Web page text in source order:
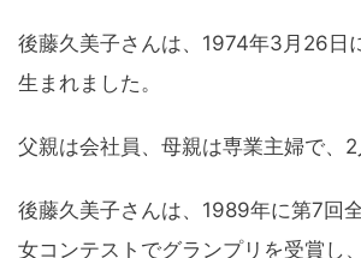
後藤久美子さんは、1974年3月26日
生まれました。
父親は会社員、母親は専業主婦で、2
後藤久美子さんは、1989年に第7回
女コンテストでグランプリを受賞し